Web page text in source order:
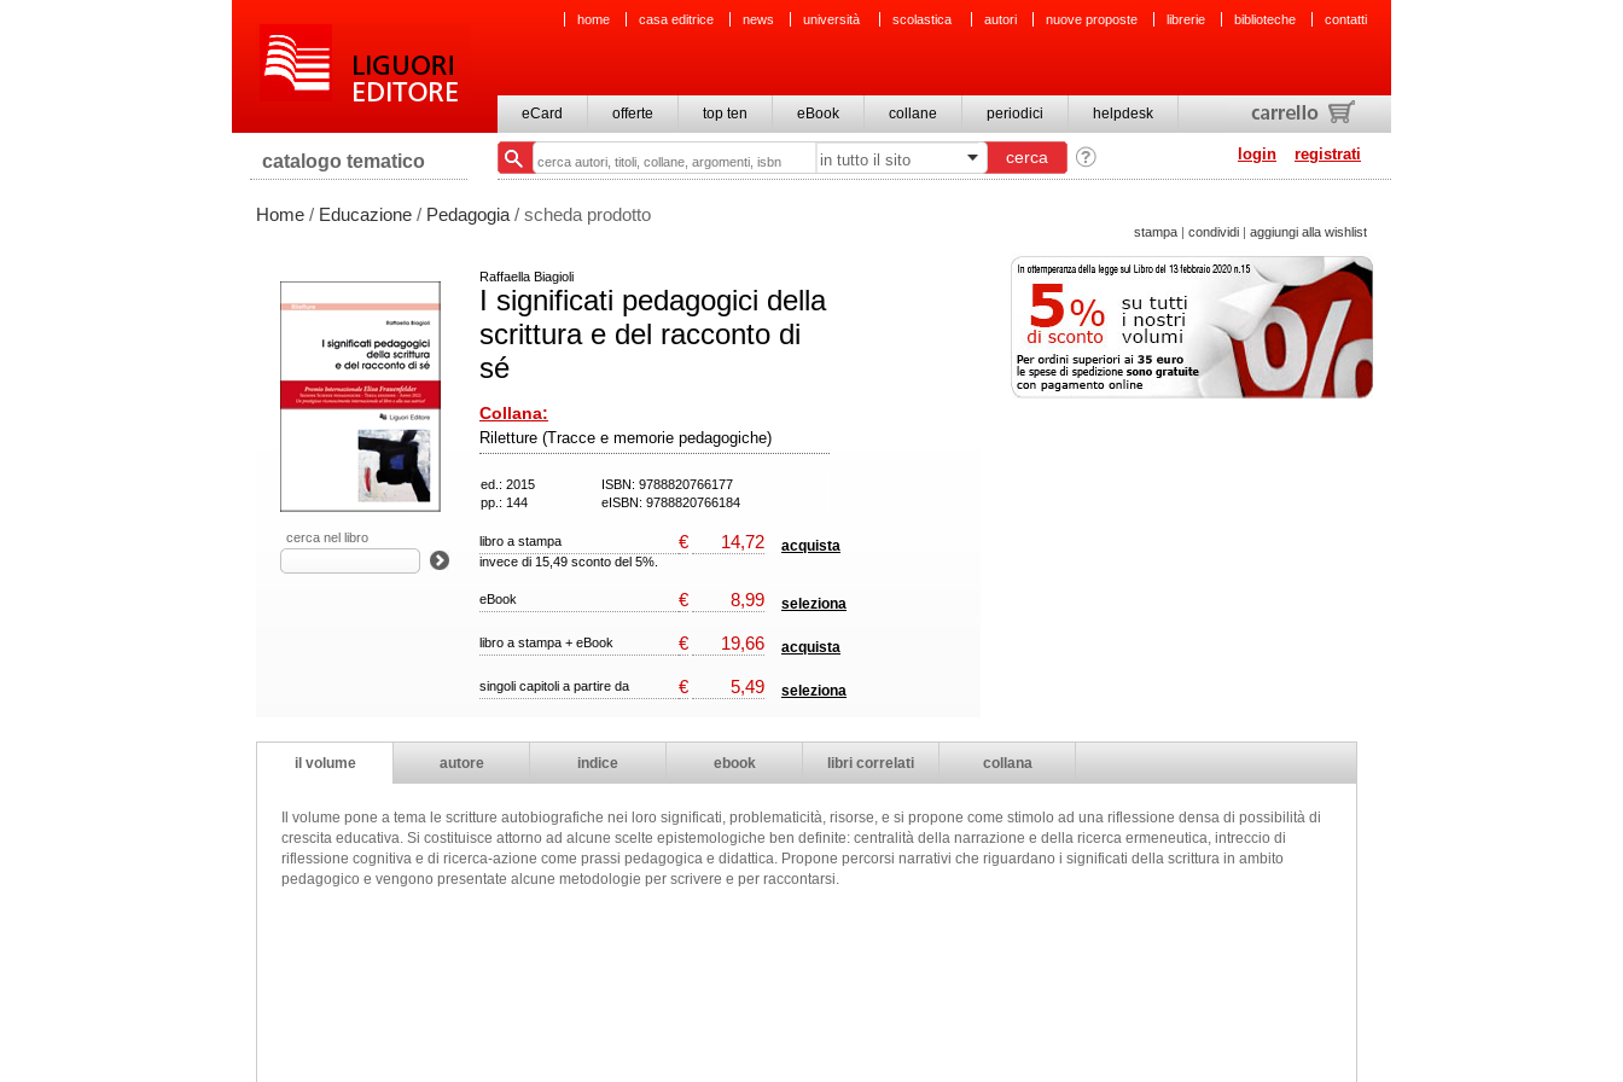
home casa editrice news università scolastica autori nuove proposte librerie biblioteche contatti
eCard offerte top ten eBook collane periodici helpdesk
login registrati
catalogo tematico
Home / Educazione / Pedagogia / scheda prodotto
stampa | condividi | aggiungi alla wishlist
cerca nel libro
Raffaella Biagioli
I significati pedagogici della
scrittura e del racconto di
sé
Collana:
Riletture (Tracce e memorie pedagogiche)
ed.: 2015
ISBN: 9788820766177
pp.: 144
eISBN: 9788820766184
libro a stampa € 14,72 acquista
invece di 15,49 sconto del 5%.
eBook € 8,99 seleziona
libro a stampa + eBook € 19,66 acquista
singoli capitoli a partire da € 5,49 seleziona
il volume autore indice ebook libri correlati collana
Il volume pone a tema le scritture autobiografiche nei loro significati, problematicità, risorse, e si propone come stimolo ad una riflessione densa di possibilità di
crescita educativa. Si costituisce attorno ad alcune scelte epistemologiche ben definite: centralità della narrazione e della ricerca ermeneutica, intreccio di
riflessione cognitiva e di ricerca-azione come prassi pedagogica e didattica. Propone percorsi narrativi che riguardano i significati della scrittura in ambito
pedagogico e vengono presentate alcune metodologie per scrivere e per raccontarsi.